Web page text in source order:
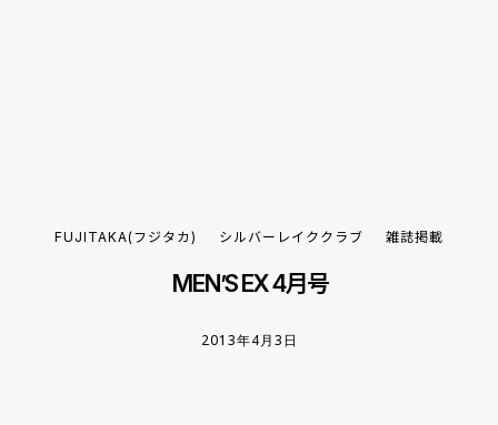
FUJITAKA(フジタカ) シルバーレイククラブ 雑誌掲載
MEN’S EX 4月号
2013年4月3日